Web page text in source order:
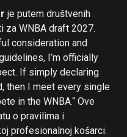
je putem društvenih
za WNBA draft 2027.
consideration and
I’m officially
If simply declaring
then I meet every single
in the WNBA.“ Ove
o pravilima i
profesionalnoj košarci.